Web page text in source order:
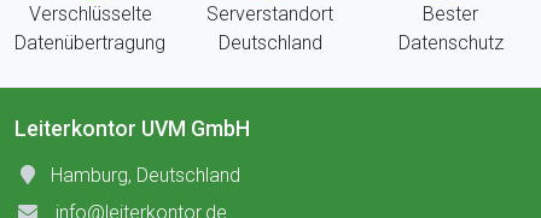
Verschlüsselte
Datenübertragung
Serverstandort
Deutschland
Bester
Datenschutz
Leiterkontor UVM GmbH
Hamburg, Deutschland
info@leiterkontor.de